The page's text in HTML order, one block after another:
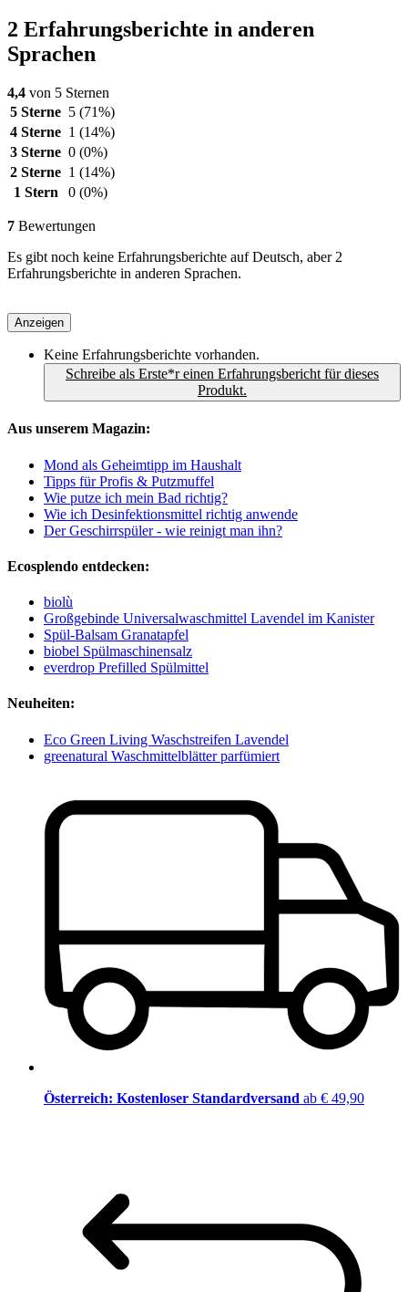
2 Erfahrungsberichte in anderen
Sprachen
4,4 von 5 Sternen
5 Sterne 5 (71%)
4 Sterne 1 (14%)
3 Sterne 0 (0%)
2 Sterne 1 (14%)
1 Stern
0 (0%)
7 Bewertungen
Es gibt noch keine Erfahrungsberichte auf Deutsch, aber 2
Erfahrungsberichte in anderen Sprachen.
Anzeigen
Keine Erfahrungsberichte vorhanden.
Schreibe als Erste*r einen Erfahrungsbericht für dieses
Produkt.
Aus unserem Magazin:
Mond als Geheimtipp im Haushalt
Tipps für Profis & Putzmuffel
Wie putze ich mein Bad richtig?
Wie ich Desinfektionsmittel richtig anwende
Der Geschirrspüler - wie reinigt man ihn?
Ecosplendo entdecken:
biolù
Großgebinde Universalwaschmittel Lavendel im Kanister
Spül-Balsam Granatapfel
biobel Spülmaschinensalz
everdrop Prefilled Spülmittel
Neuheiten:
Eco Green Living Waschstreifen Lavendel
greenatural Waschmittelblätter parfümiert
Österreich: Kostenloser Standardversand ab € 49,90